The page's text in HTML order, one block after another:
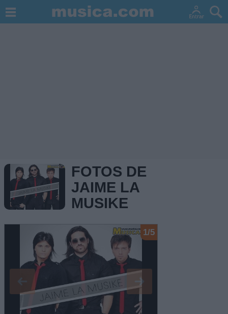
FOTOS DE
JAIME LA
MUSIKE
1/5